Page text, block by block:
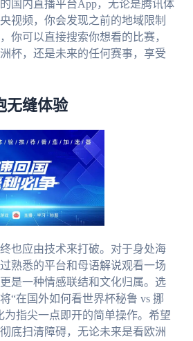
国内直播平台App，无论是腾讯体
视频，你会发现之前的地域限制
你可以直接搜索你想看的比赛，
杯，还是未来的任何赛事，享受
无缝体验
也应由技术来打破。对于身处海
熟悉的平台和母语解说观看一场
是一种情感联结和文化归属。选
“在国外如何看世界杯秘鲁 vs 挪
为指尖一点即开的简单操作。希望
底扫清障碍，无论未来是看欧洲